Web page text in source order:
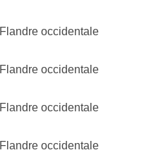
Flandre occidentale
Flandre occidentale
Flandre occidentale
Flandre occidentale